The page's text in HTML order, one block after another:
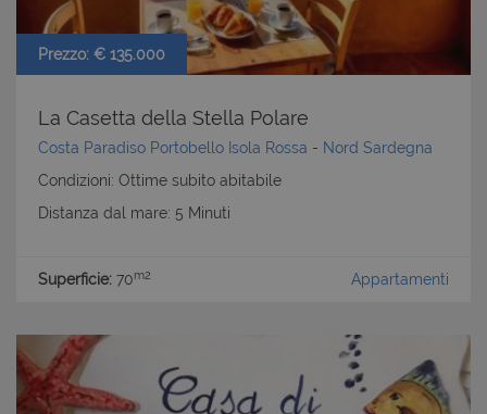
Prezzo: € 135.000
La Casetta della Stella Polare
Costa Paradiso Portobello Isola Rossa - Nord Sardegna
Condizioni: Ottime subito abitabile
Distanza dal mare: 5 Minuti
Superficie: 70m2 Appartamenti